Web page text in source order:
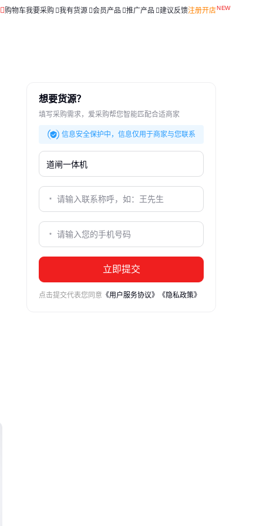
购物车我要采购 我有货源 会员产品 推广产品 建议反馈注册开店
想要货源？
填写采购需求，爱采购帮您智能匹配合适商家
信息安全保护中，信息仅用于商家与您联系
立即提交
点击提交代表您同意 《用户服务协议》 《隐私政策》